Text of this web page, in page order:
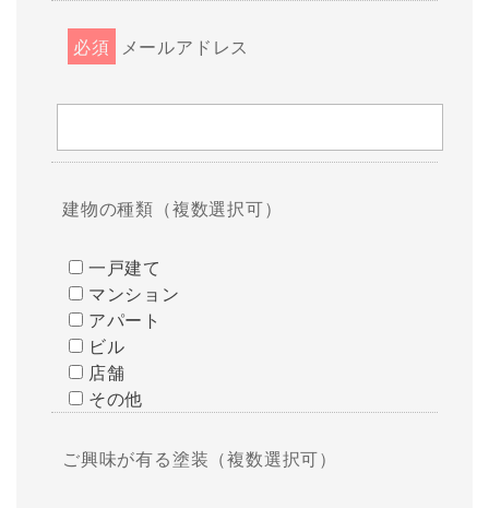
必須 メールアドレス
建物の種類（複数選択可）
一戸建て
マンション
アパート
ビル
店舗
その他
ご興味が有る塗装（複数選択可）